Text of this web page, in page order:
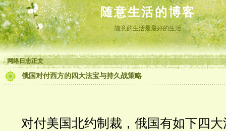
随意生活的博客
随意的生活是最好的生活
网络日志正文
俄国对付西方的四大法宝与持久战策略
对付美国北约制裁，俄国有如下四